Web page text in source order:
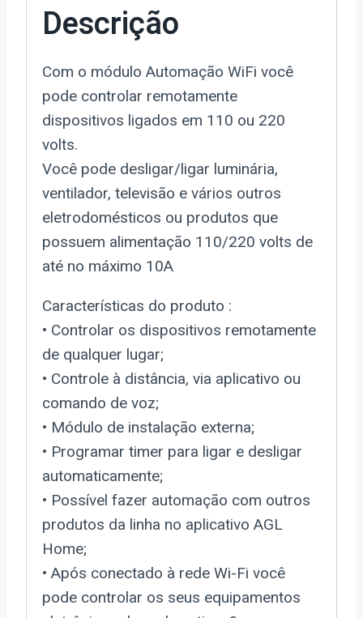
Descrição
Com o módulo Automação WiFi você
pode controlar remotamente
dispositivos ligados em 110 ou 220
volts.
Você pode desligar/ligar luminária,
ventilador, televisão e vários outros
eletrodomésticos ou produtos que
possuem alimentação 110/220 volts de
até no máximo 10A
Características do produto :
• Controlar os dispositivos remotamente
de qualquer lugar;
• Controle à distância, via aplicativo ou
comando de voz;
• Módulo de instalação externa;
• Programar timer para ligar e desligar
automaticamente;
• Possível fazer automação com outros
produtos da linha no aplicativo AGL
Home;
• Após conectado à rede Wi-Fi você
pode controlar os seus equipamentos